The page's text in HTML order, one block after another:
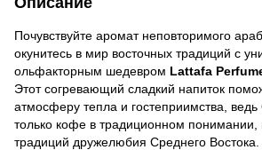
Почувствуйте аромат неповторимого
окунитесь в мир восточных традиций с
ольфакторным шедевром Lattafa
Этот согревающий сладкий напиток
атмосферу тепла и гостеприимства,
только кофе в традиционном понимании,
традиций дружелюбия Среднего